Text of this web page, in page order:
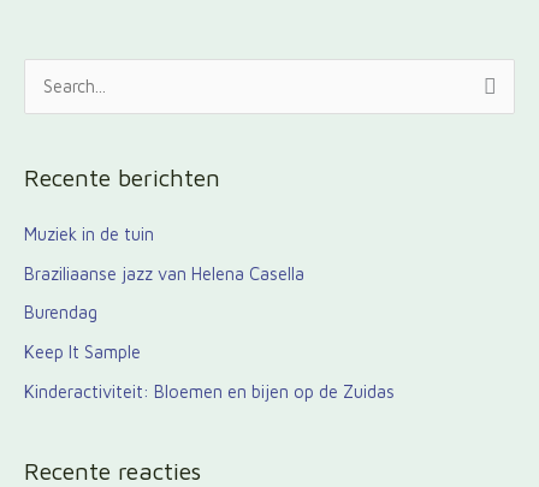
n
a
a
Recente berichten
Muziek in de tuin
Braziliaanse jazz van Helena Casella
Burendag
Keep It Sample
Kinderactiviteit: Bloemen en bijen op de Zuidas
Recente reacties